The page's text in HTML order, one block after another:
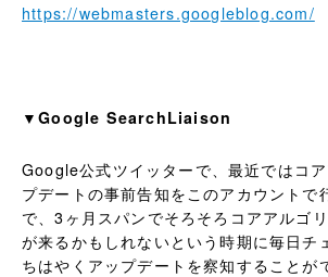
https://webmasters.googleblog.com/
▼Google SearchLiaison
Google公式ツイッターで、最近ではコ
プデートの事前告知をこのアカウントで
で、3ヶ月スパンでそろそろコアアルゴ
が来るかもしれないという時期に毎日チ
ちはやくアップデートを察知することが